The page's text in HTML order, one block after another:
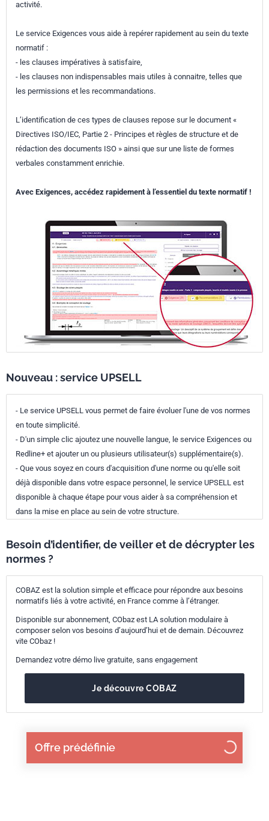
Offre prédéfinie
activité.
Le service Exigences vous aide à repérer rapidement au sein du texte
normatif :
- les clauses impératives à satisfaire,
- les clauses non indispensables mais utiles à connaitre, telles que
les permissions et les recommandations.
L’identification de ces types de clauses repose sur le document «
Directives ISO/IEC, Partie 2 - Principes et règles de structure et de
rédaction des documents ISO » ainsi que sur une liste de formes
verbales constamment enrichie.
Avec Exigences, accédez rapidement à l’essentiel du texte normatif !
Nouveau : service UPSELL
- Le service UPSELL vous permet de faire évoluer l'une de vos normes
en toute simplicité.
- D'un simple clic ajoutez une nouvelle langue, le service Exigences ou
Redline+ et ajouter un ou plusieurs utilisateur(s) supplémentaire(s).
- Que vous soyez en cours d'acquisition d'une norme ou qu'elle soit
déjà disponible dans votre espace personnel, le service UPSELL est
disponible à chaque étape pour vous aider à sa compréhension et
dans la mise en place au sein de votre structure.
Besoin d’identifier, de veiller et de décrypter les
normes ?
COBAZ est la solution simple et efficace pour répondre aux besoins
normatifs liés à votre activité, en France comme à l’étranger.
Disponible sur abonnement, CObaz est LA solution modulaire à
composer selon vos besoins d’aujourd’hui et de demain. Découvrez
vite CObaz !
Demandez votre démo live gratuite, sans engagement
Je découvre COBAZ